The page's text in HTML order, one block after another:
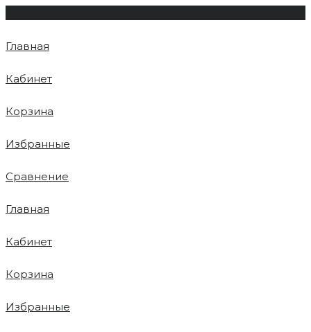
Главная
Кабинет
Корзина
Избранные
Сравнение
Главная
Кабинет
Корзина
Избранные